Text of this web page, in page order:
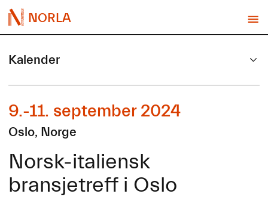
NORLA
Kalender
9.-11. september 2024
Oslo, Norge
Norsk-italiensk
bransjetreff i Oslo